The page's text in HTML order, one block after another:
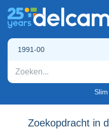
1991-00
Zoekopdracht in